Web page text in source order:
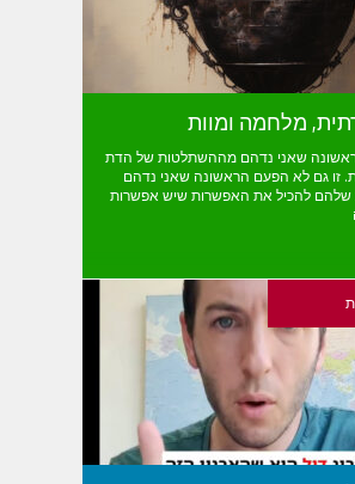
מלחמה ומוות
שאני נדהם מההשתלטות של הדת
זו גם לא הפעם הראשונה שאני נדהם
שלהם להכיל את האפשרות שיש אפשרות